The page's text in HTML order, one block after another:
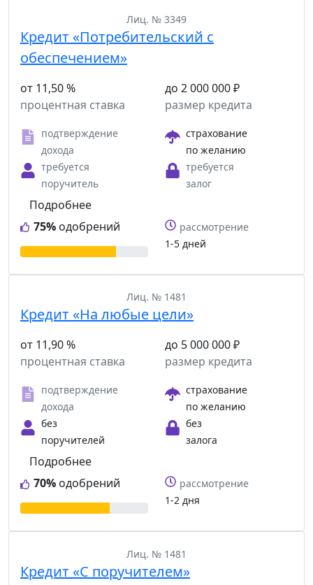
Лиц. № 3349
Кредит «Потребительский с
обеспечением»
от 11,50 %
процентная ставка
до 2 000 000 ₽
размер кредита
подтверждение
дохода
страхование
по желанию
требуется
поручитель
требуется
залог
75% одобрений
Подробнее
рассмотрение
1-5 дней
Лиц. № 1481
Кредит «На любые цели»
от 11,90 %
процентная ставка
до 5 000 000 ₽
размер кредита
подтверждение
дохода
страхование
по желанию
без
поручителей
без
залога
70% одобрений
Подробнее
рассмотрение
1-2 дня
Лиц. № 1481
Кредит «С поручителем»